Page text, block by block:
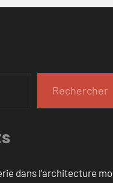
Rechercher
dans l’architecture